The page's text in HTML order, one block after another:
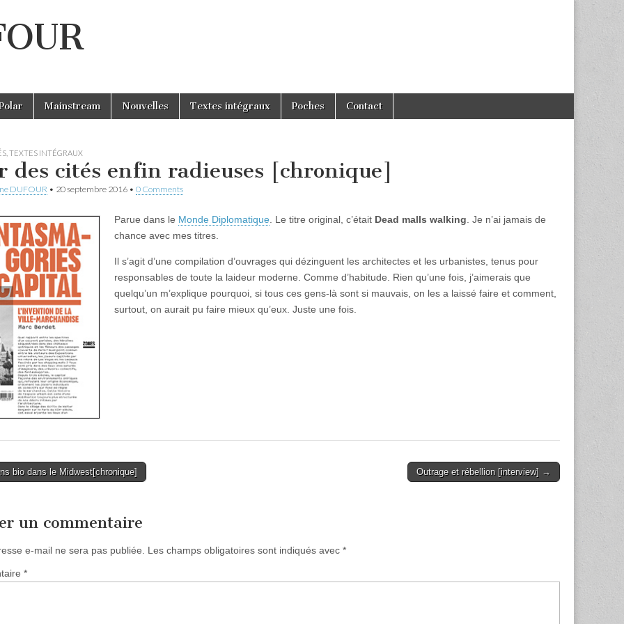
Mainstream Nouvelles Textes intégraux Poches Contact
TEXTES INTÉGRAUX
des cités enfin radieuses [chronique]
DUFOUR • 20 septembre 2016 • 0 Comments
Parue dans le Monde Diplomatique . Le titre original, c’était Dead malls walking . Je n’ai jamais de
chance avec mes titres.
Il s’agit d’une compilation d’ouvrages qui dézinguent les architectes et les urbanistes, tenus pour
responsables de toute la laideur moderne. Comme d’habitude. Rien qu’une fois, j’aimerais que
quelqu’un m’explique pourquoi, si tous ces gens-là sont si mauvais, on les a laissé faire et comment,
surtout, on aurait pu faire mieux qu’eux. Juste une fois.
bio dans le Midwest[chronique] Outrage et rébellion [interview] →
un commentaire
e-mail ne sera pas publiée. Les champs obligatoires sont indiqués avec *
*